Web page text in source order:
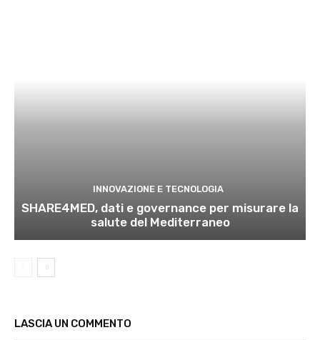
INNOVAZIONE E TECNOLOGIA
SHARE4MED, dati e governance per misurare la
salute del Mediterraneo
LASCIA UN COMMENTO